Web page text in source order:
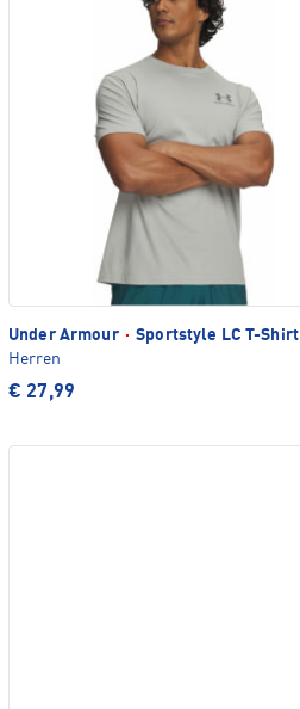
Under Armour · Sportstyle LC T-Shirt
Herren
€ 27,99